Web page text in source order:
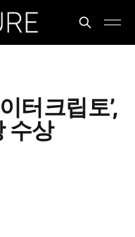
터크립토’,
수상